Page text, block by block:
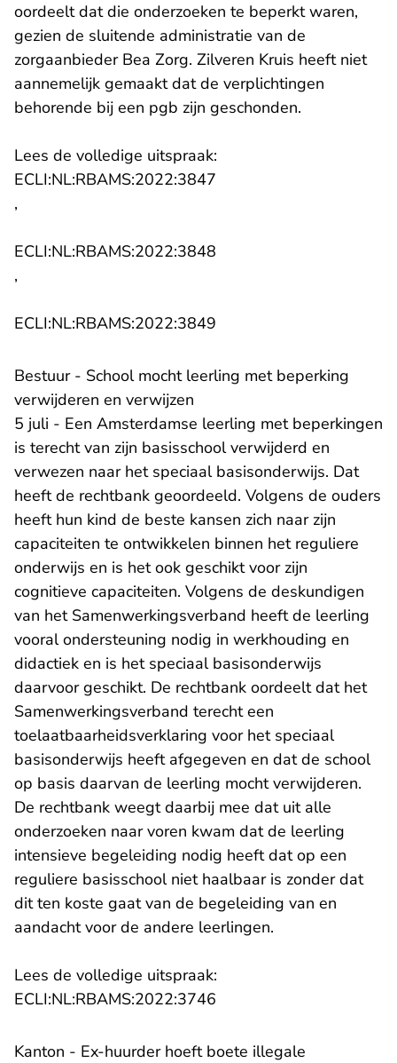
oordeelt dat die onderzoeken te beperkt waren,
gezien de sluitende administratie van de
zorgaanbieder Bea Zorg. Zilveren Kruis heeft niet
aannemelijk gemaakt dat de verplichtingen
behorende bij een pgb zijn geschonden.
Lees de volledige uitspraak:
ECLI:NL:RBAMS:2022:3847
,
ECLI:NL:RBAMS:2022:3848
,
ECLI:NL:RBAMS:2022:3849
Bestuur - School mocht leerling met beperking
verwijderen en verwijzen
5 juli - Een Amsterdamse leerling met beperkingen
is terecht van zijn basisschool verwijderd en
verwezen naar het speciaal basisonderwijs. Dat
heeft de rechtbank geoordeeld. Volgens de ouders
heeft hun kind de beste kansen zich naar zijn
capaciteiten te ontwikkelen binnen het reguliere
onderwijs en is het ook geschikt voor zijn
cognitieve capaciteiten. Volgens de deskundigen
van het Samenwerkingsverband heeft de leerling
vooral ondersteuning nodig in werkhouding en
didactiek en is het speciaal basisonderwijs
daarvoor geschikt. De rechtbank oordeelt dat het
Samenwerkingsverband terecht een
toelaatbaarheidsverklaring voor het speciaal
basisonderwijs heeft afgegeven en dat de school
op basis daarvan de leerling mocht verwijderen.
De rechtbank weegt daarbij mee dat uit alle
onderzoeken naar voren kwam dat de leerling
intensieve begeleiding nodig heeft dat op een
reguliere basisschool niet haalbaar is zonder dat
dit ten koste gaat van de begeleiding van en
aandacht voor de andere leerlingen.
Lees de volledige uitspraak:
ECLI:NL:RBAMS:2022:3746
Kanton - Ex-huurder hoeft boete illegale